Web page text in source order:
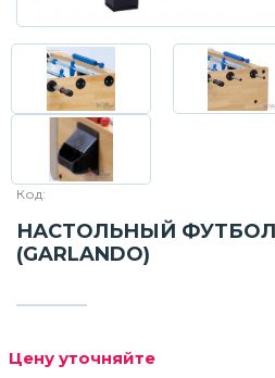
Код:
НАСТОЛЬНЫЙ ФУТБОЛ
(GARLANDO)
Цену уточняйте